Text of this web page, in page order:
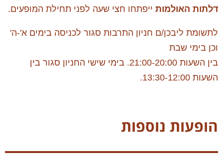
דלתות האולמות ייפתחו חצי שעה לפני תחילת המופעים.
לתשומת ליבכן/ם חניון התרבות סגור לכניסה בימים א'-ה'
וכן בימי שבת
בין השעות 21:00-20:00. בימי שישי החניון סגור בין
השעות 13:30-12:00.
הופעות נוספות